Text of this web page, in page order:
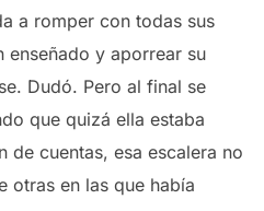
a romper con todas sus
enseñado y aporrear su
Dudó. Pero al final se
que quizá ella estaba
de cuentas, esa escalera no
otras en las que había